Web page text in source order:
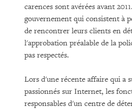
carences sont avérées avant
gouvernement qui consistent à
de rencontrer leurs clients en
l'approbation préalable de la
pas respectés.
Lors d'une récente affaire qui a
passionnés sur Internet, les
responsables d'un centre de